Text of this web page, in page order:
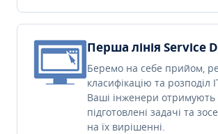
Перша лінія Service
Беремо на себе прийом,
класифікацію та розподіл
Ваші інженери отримують
підготовлені задачі та
на їх вирішенні.